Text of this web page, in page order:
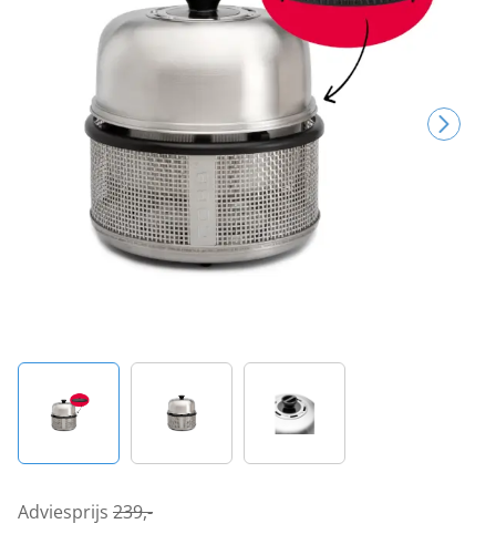
Adviesprijs 239,-